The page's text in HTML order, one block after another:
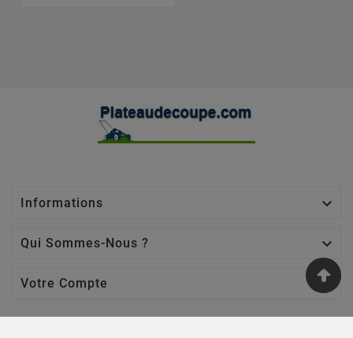
Informations 
Qui Sommes-Nous ? 
Votre Compte 